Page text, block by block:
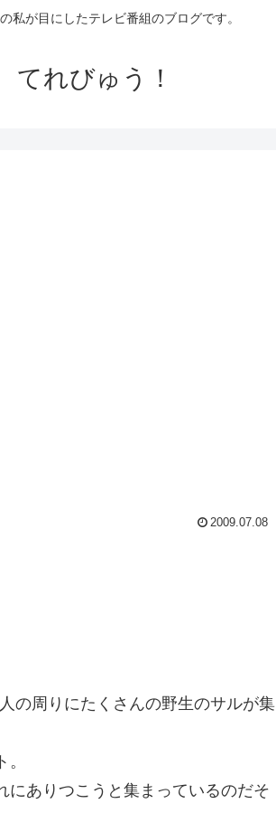
私が目にしたテレビ番組のブログです。
てれびゅう！
2009.07.08
の周りにたくさんの野生のサルが集
にありつこうと集まっているのだそ